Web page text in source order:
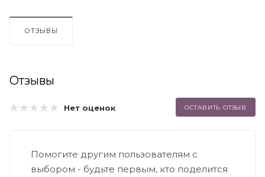
ОТЗЫВЫ
Отзывы
Нет оценок ОСТАВИТЬ ОТЗЫВ
Помогите другим пользователям с
выбором - будьте первым, кто поделится